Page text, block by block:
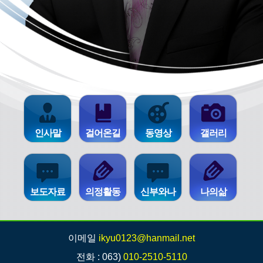
인사말 걸어온길 동영상 갤러리
보도자료 의정활동 신부와나 나의삶
이메일 ikyu0123@hanmail.net
전화 : 063) 010-2510-5110